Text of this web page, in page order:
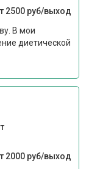
2500 руб/выход
В мои
диетической
2000 руб/выход